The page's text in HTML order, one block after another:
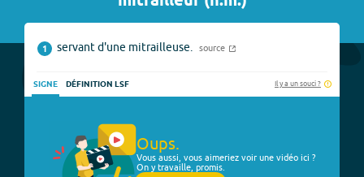
1 servant d'une mitrailleuse. source
SIGNE DÉFINITION LSF Il y a un souci ?
Oups.
Vous aussi, vous aimeriez voir une vidéo ici ?
On y travaille, promis.